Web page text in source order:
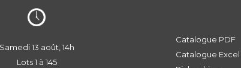
Samedi 13 août, 14h
Lots 1 à 145
Catalogue PDF
Catalogue Excel